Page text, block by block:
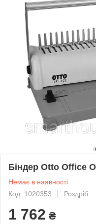
Біндер Otto Office
Немає в наявності
Код: 1020353
Роздріб
1 762 ₴